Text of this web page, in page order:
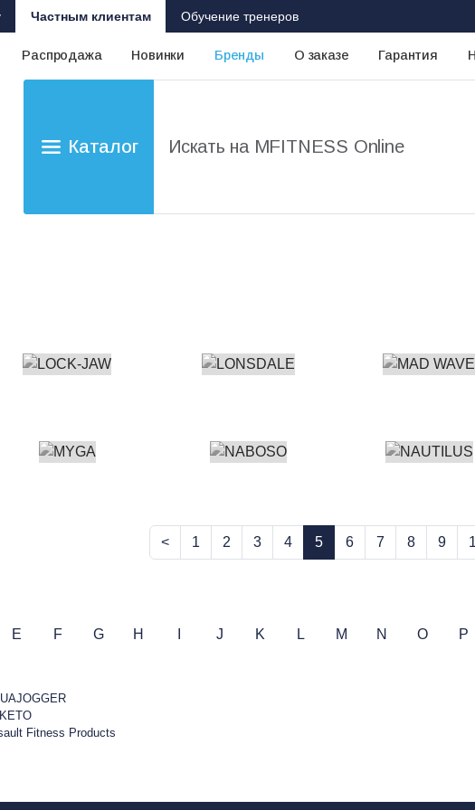
Частным клиентам Обучение тренеров
Распродажа Новинки Бренды О заказе Гарантия
Каталог
< 1 2 3 4 5 6 7 8 9
E F G H J K L M N O P
Fitness Products